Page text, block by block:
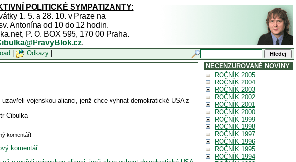
POLITICKÉ SYMPATIZANTY:
1. 5. a 28. 10. v Praze na
Antonína od 10 do 12 hodin.
P. O. BOX 595, 170 00 Praha.
.
Odkazy|
vojenskou alianci, jenž chce vyhnat demokratické USA z
Cibulka
komentář!
komentář
NECENZUROVANÉ NOVINY
ROČNÍK 2005
ROČNÍK 2004
ROČNÍK 2003
ROČNÍK 2002
ROČNÍK 2001
ROČNÍK 2000
ROČNÍK 1999
ROČNÍK 1998
ROČNÍK 1997
ROČNÍK 1996
ROČNÍK 1995
ROČNÍK 1994